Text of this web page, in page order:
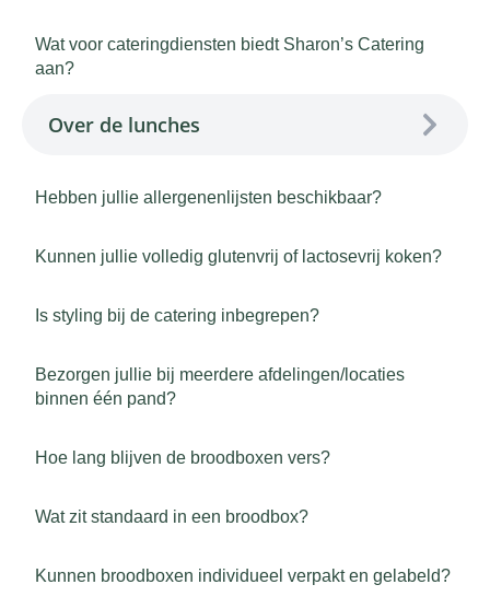
Wat voor cateringdiensten biedt Sharon’s Catering
aan?
Over de lunches
Hebben jullie allergenenlijsten beschikbaar?
Kunnen jullie volledig glutenvrij of lactosevrij koken?
Is styling bij de catering inbegrepen?
Bezorgen jullie bij meerdere afdelingen/locaties
binnen één pand?
Hoe lang blijven de broodboxen vers?
Wat zit standaard in een broodbox?
Kunnen broodboxen individueel verpakt en gelabeld?